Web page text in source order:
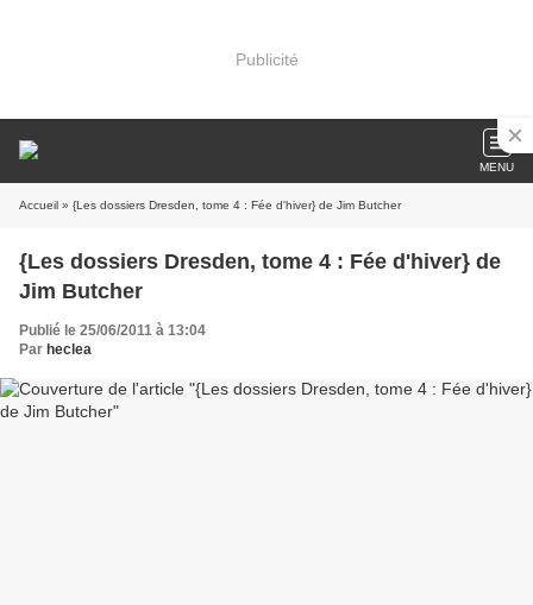
Publicité
MENU
Accueil » {Les dossiers Dresden, tome 4 : Fée d'hiver} de Jim Butcher
{Les dossiers Dresden, tome 4 : Fée d'hiver} de
Jim Butcher
Publié le 25/06/2011 à 13:04
Par heclea